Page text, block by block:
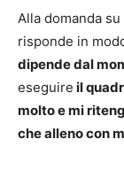
Alla domanda
risponde in
dipende dal
eseguire il
molto e mi
che alleno con